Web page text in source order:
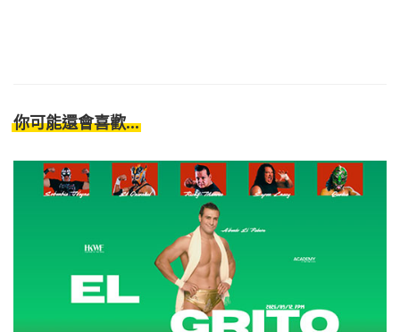
你可能還會喜歡...